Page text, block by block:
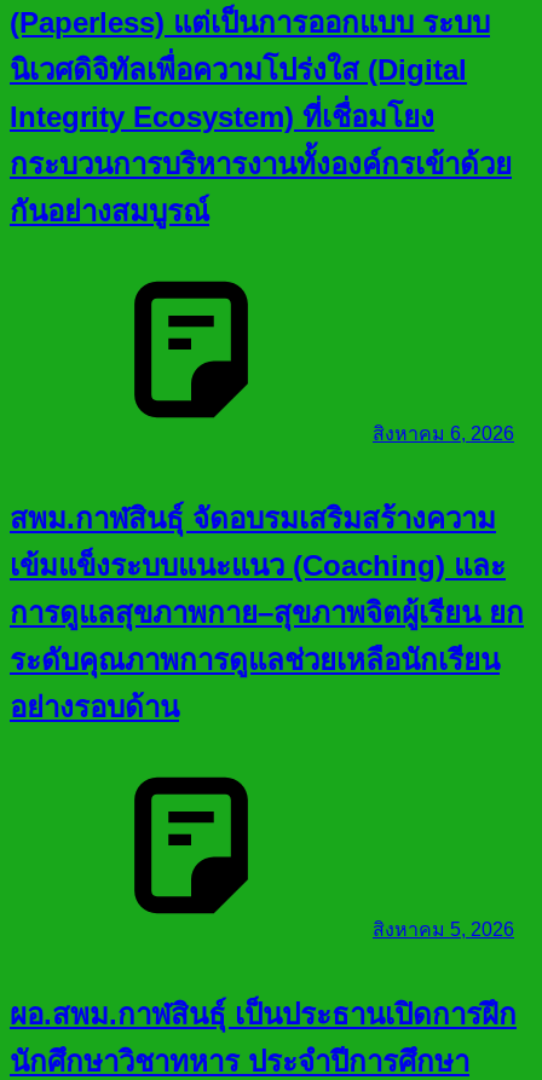
(Paperless) แต่เป็นการออกแบบ ระบบ
นิเวศดิจิทัลเพื่อความโปร่งใส (Digital
Integrity Ecosystem) ที่เชื่อมโยง
กระบวนการบริหารงานทั้งองค์กรเข้าด้วย
กันอย่างสมบูรณ์
สิงหาคม 6, 2026
สพม.กาฬสินธุ์ จัดอบรมเสริมสร้างความ
เข้มแข็งระบบแนะแนว (Coaching) และ
การดูแลสุขภาพกาย–สุขภาพจิตผู้เรียน ยก
ระดับคุณภาพการดูแลช่วยเหลือนักเรียน
อย่างรอบด้าน
สิงหาคม 5, 2026
ผอ.สพม.กาฬสินธุ์ เป็นประธานเปิดการฝึก
นักศึกษาวิชาทหาร ประจำปีการศึกษา